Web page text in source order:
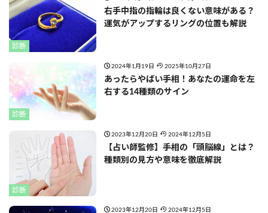
診断
右手中指の指輪は良くない意味がある？
運気がアップするリングの位置も解説
診断
2024年1月19日 2025年10月27日
あったらやばい手相！あなたの運命を左
右する14種類のサイン
診断
2023年12月20日 2024年12月5日
【占い師監修】手相の「頭脳線」とは？
種類別の見方や意味を徹底解説
2023年12月20日 2024年12月5日